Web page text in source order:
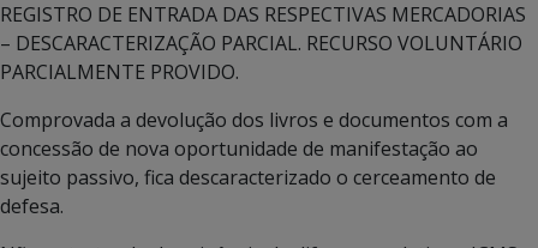
REGISTRO DE ENTRADA DAS RESPECTIVAS MERCADORIAS
– DESCARACTERIZAÇÃO PARCIAL. RECURSO VOLUNTÁRIO
PARCIALMENTE PROVIDO.
Comprovada a devolução dos livros e documentos com a
concessão de nova oportunidade de manifestação ao
sujeito passivo, fica descaracterizado o cerceamento de
defesa.